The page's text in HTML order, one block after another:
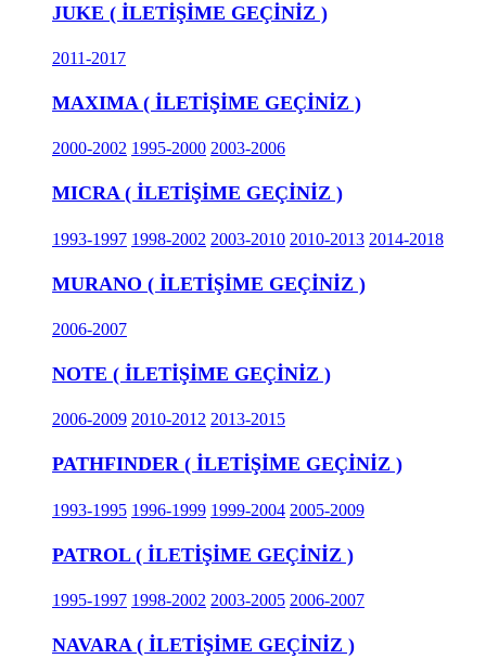
JUKE ( İLETİŞİME GEÇİNİZ )
2011-2017
MAXIMA ( İLETİŞİME GEÇİNİZ )
2000-2002 1995-2000 2003-2006
MICRA ( İLETİŞİME GEÇİNİZ )
1993-1997 1998-2002 2003-2010 2010-2013 2014-2018
MURANO ( İLETİŞİME GEÇİNİZ )
2006-2007
NOTE ( İLETİŞİME GEÇİNİZ )
2006-2009 2010-2012 2013-2015
PATHFINDER ( İLETİŞİME GEÇİNİZ )
1993-1995 1996-1999 1999-2004 2005-2009
PATROL ( İLETİŞİME GEÇİNİZ )
1995-1997 1998-2002 2003-2005 2006-2007
NAVARA ( İLETİŞİME GEÇİNİZ )